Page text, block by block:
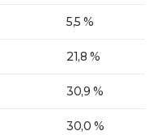
5,5 %
21,8 %
30,9 %
30,0 %